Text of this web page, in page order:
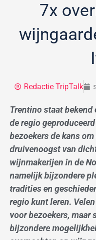
7x
Redactie TripTalk
Trentino staat bekend
de regio
bezoekers de kans
druivenoogst van
wijnmakerijen in de
namelijk bijzondere
tradities en
regio kunt leren.
voor bezoekers, maar
bijzondere